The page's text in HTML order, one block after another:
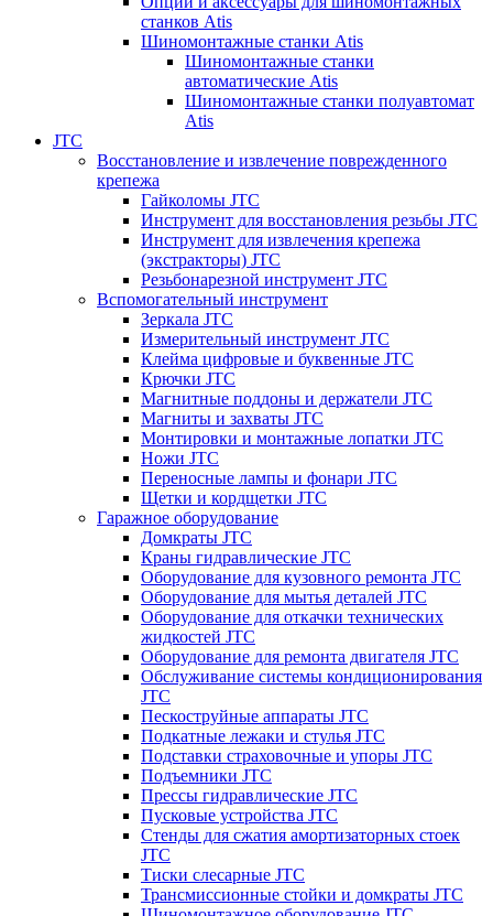
станков Atis
Шиномонтажные станки Atis
Шиномонтажные станки
автоматические Atis
Шиномонтажные станки полуавтомат
Atis
JTC
Восстановление и извлечение поврежденного
крепежа
Гайколомы JTC
Инструмент для восстановления резьбы JTC
Инструмент для извлечения крепежа
(экстракторы) JTC
Резьбонарезной инструмент JTC
Вспомогательный инструмент
Зеркала JTC
Измерительный инструмент JTC
Клейма цифровые и буквенные JTC
Крючки JTC
Магнитные поддоны и держатели JTC
Магниты и захваты JTC
Монтировки и монтажные лопатки JTC
Ножи JTC
Переносные лампы и фонари JTC
Щетки и кордщетки JTC
Гаражное оборудование
Домкраты JTC
Краны гидравлические JTC
Оборудование для кузовного ремонта JTC
Оборудование для мытья деталей JTC
Оборудование для откачки технических
жидкостей JTC
Оборудование для ремонта двигателя JTC
Обслуживание системы кондиционирования
JTC
Пескоструйные аппараты JTC
Подкатные лежаки и стулья JTC
Подставки страховочные и упоры JTC
Подъемники JTC
Прессы гидравлические JTC
Пусковые устройства JTC
Стенды для сжатия амортизаторных стоек
JTC
Тиски слесарные JTC
Трансмиссионные стойки и домкраты JTC